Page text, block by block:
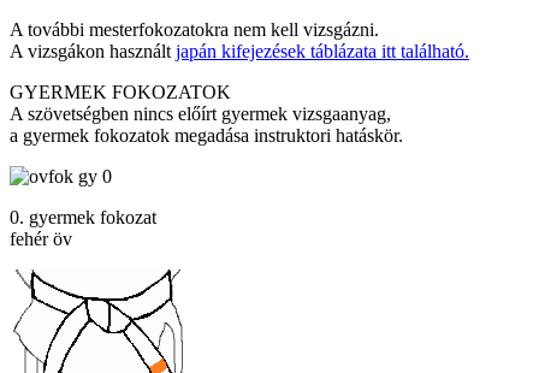
A további mesterfokozatokra nem kell vizsgázni.
A vizsgákon használt japán kifejezések táblázata itt található.
GYERMEK FOKOZATOK
A szövetségben nincs előírt gyermek vizsgaanyag,
a gyermek fokozatok megadása instruktori hatáskör.
0. gyermek fokozat
fehér öv